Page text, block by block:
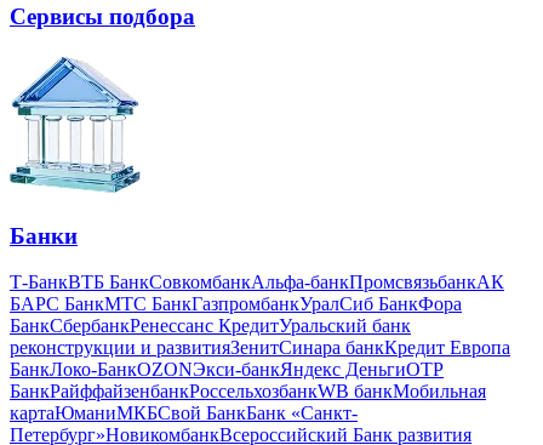
Сервисы подбора
Банки
Т-БанкВТБ БанкСовкомбанкАльфа-банкПромсвязьбанкАК
БАРС БанкМТС БанкГазпромбанкУралСиб БанкФора
БанкСбербанкРенессанс КредитУральский банк
реконструкции и развитияЗенитСинара банкКредит Европа
БанкЛоко-БанкOZONЭкси-банкЯндекс ДеньгиOTP
БанкРайффайзенбанкРоссельхозбанкWB банкМобильная
картаЮманиМКБСвой БанкБанк «Санкт-
Петербург»НовикомбанкВсероссийский Банк развития